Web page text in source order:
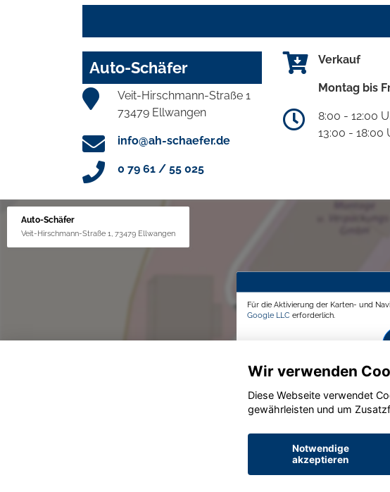
Auto-Schäfer
Veit-Hirschmann-Straße 1
73479 Ellwangen
info@ah-schaefer.de
0 79 61 / 55 025
Verkauf
Montag bis
8:00 - 12:00
13:00 - 18:00
Auto-Schäfer
Veit-Hirschmann-Straße 1, 73479 Ellwangen
Für die Aktivierung der Karten- und
Google LLC erforderlich.
Wir verwenden
Diese Webseite verwendet
gewährleisten und um
Notwendige
akzeptieren